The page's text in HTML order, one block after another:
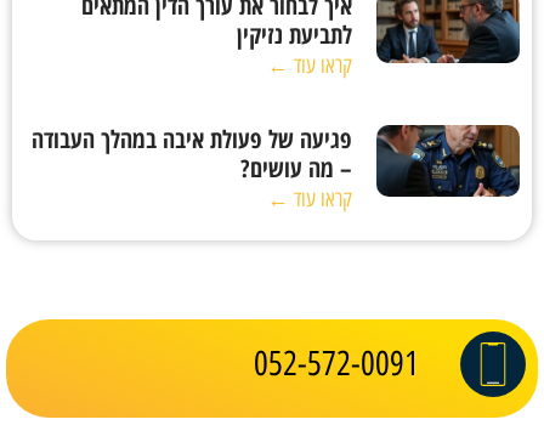
לתביעת נזיקין
קראו עוד ←
פגיעה של פעולת איבה במהלך העבודה
– מה עושים?
קראו עוד ←
052-572-0091